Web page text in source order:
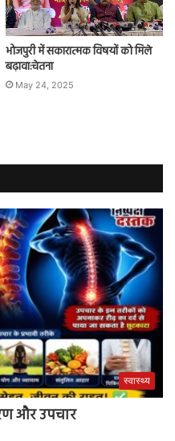
भोजपुरी में सकारात्मक विषयों को मिले
बढ़ावा:चेतना
May 24, 2025
स्वास्थ्य
और उपचार